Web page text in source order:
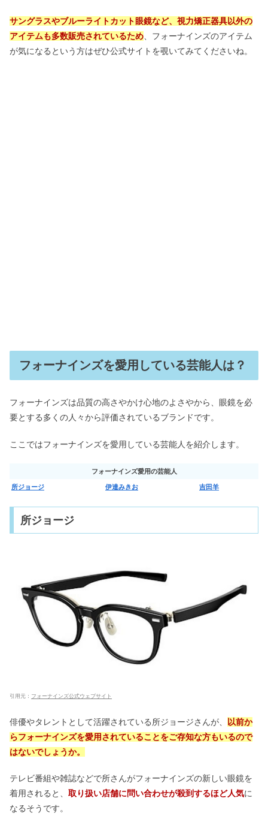
サングラスやブルーライトカット眼鏡など、視力矯正器具以外の
アイテムも多数販売されているため 、フォーナインズのアイテム
が気になるという方はぜひ公式サイトを覗いてみてくださいね。
フォーナインズを愛用している芸能人は？
フォーナインズは品質の高さやかけ心地のよさやから、眼鏡を必
要とする多くの人々から評価されているブランドです。
ここではフォーナインズを愛用している芸能人を紹介します。
フォーナインズ愛用の芸能人
所ジョージ 伊達みきお 吉田羊
所ジョージ
引用元： フォーナインズ公式ウェブサイト
俳優やタレントとして活躍されている所ジョージさんが、
以前か
らフォーナインズを愛用されていることをご存知な方もいるので
はないでしょうか。
テレビ番組や雑誌などで所さんがフォーナインズの新しい眼鏡を
着用されると、 取り扱い店舗に問い合わせが殺到するほど人気に
なるそうです。